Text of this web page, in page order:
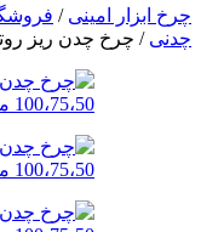
چرخ ابزار امینی /
چدنی / چرخ چدن ریز روتراش